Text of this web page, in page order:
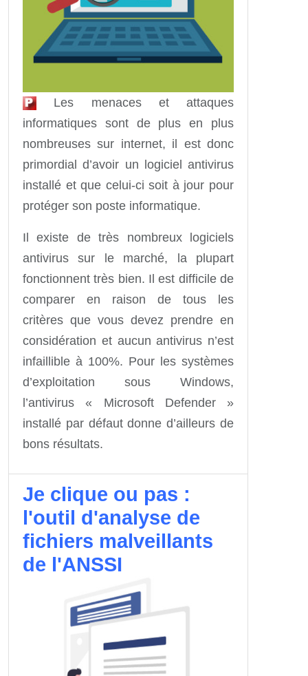
Les menaces et attaques
informatiques sont de plus en plus
nombreuses sur internet, il est donc
primordial d’avoir un logiciel antivirus
installé et que celui-ci soit à jour pour
protéger son poste informatique.
Il existe de très nombreux logiciels
antivirus sur le marché, la plupart
fonctionnent très bien. Il est difficile de
comparer en raison de tous les
critères que vous devez prendre en
considération et aucun antivirus n’est
infaillible à 100%. Pour les systèmes
d’exploitation sous Windows,
l’antivirus « Microsoft Defender »
installé par défaut donne d’ailleurs de
bons résultats.
Je clique ou pas :
l'outil d'analyse de
fichiers malveillants
de l'ANSSI